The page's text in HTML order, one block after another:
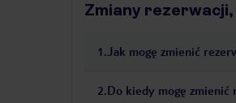
Zmiany
1.Jak mogę zmienić
2.Do kiedy mogę zmienić